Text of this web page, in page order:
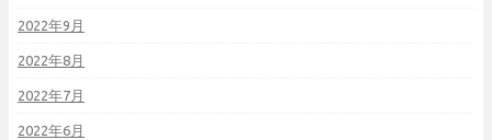
2022年9月
2022年8月
2022年7月
2022年6月